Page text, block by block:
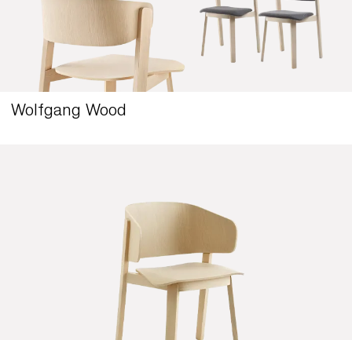
Wolfgang Lounge High Back
Wolfgang Wood